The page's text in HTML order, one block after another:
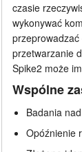
czasie
wykonywać
przetwarzanie
Spike2 może
Wspólne
Badania
Opóźnienie